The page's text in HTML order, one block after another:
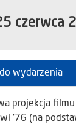
czerwca
wydarzenia
projekcja
’76 (na